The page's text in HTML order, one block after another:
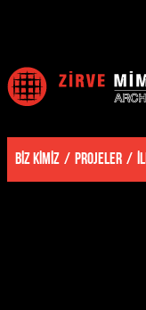
BİZ KİMİZ PROJELER